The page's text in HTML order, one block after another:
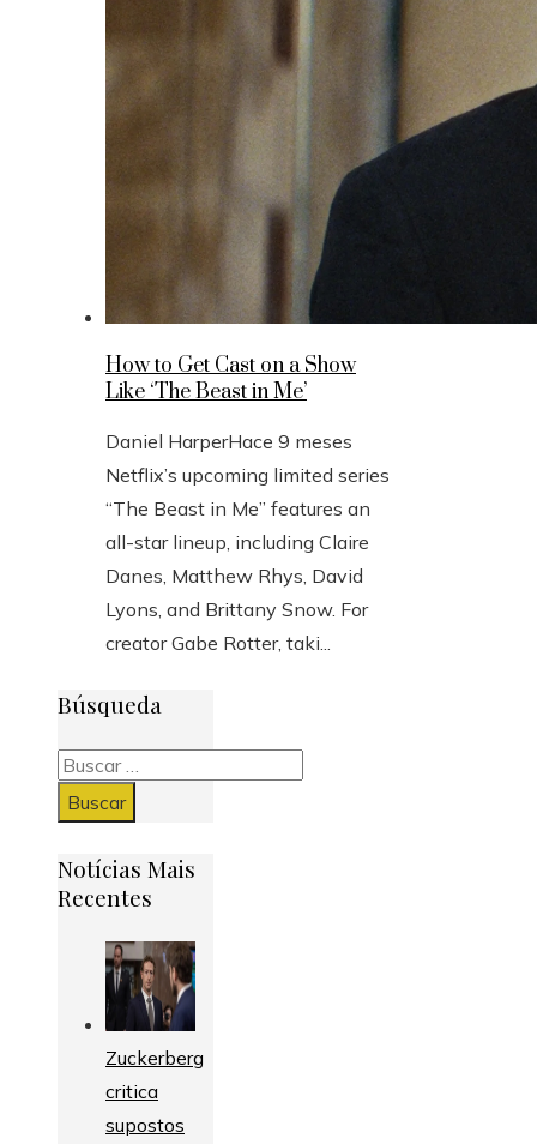
How to Get Cast on a Show
Like ‘The Beast in Me’
Daniel HarperHace 9 meses
Netflix’s upcoming limited series
“The Beast in Me” features an
all-star lineup, including Claire
Danes, Matthew Rhys, David
Lyons, and Brittany Snow. For
creator Gabe Rotter, taki...
Búsqueda
Buscar:
Notícias Mais
Recentes
Zuckerberg
critica
supostos